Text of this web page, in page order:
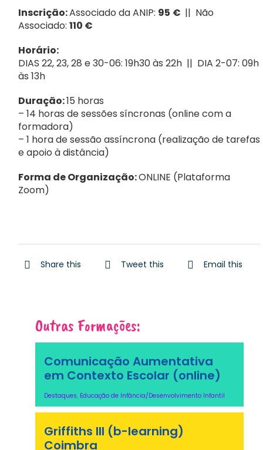
Inscrição:Associado da ANIP: 95 € || Não
Associado:110 €
Horário:
DIAS 22, 23, 28 e 30-06: 19h30 às 22h || DIA 2-07: 09h
às 13h
Duração:15 horas
– 14 horas de sessões síncronas (online com a
formadora)
– 1 hora de sessão assíncrona (realização de tarefas
e apoio à distância)
Forma de Organização:ONLINE (Plataforma
Zoom)
Share this Tweet this Email this
Outras Formações:
Comunicação Aumentativa
em Contexto Escolar (online)
Destaques, Educação de Infância/Desenvolvimento Infantil
Griffiths III (b-learning)
Coimbra